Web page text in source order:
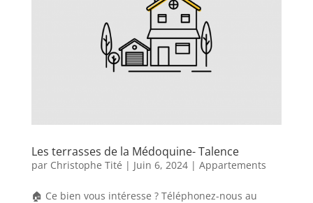
Les terrasses de la Médoquine- Talence
par Christophe Tité | Juin 6, 2024| Appartements
🏠 Ce bien vous intéresse ? Téléphonez-nous au